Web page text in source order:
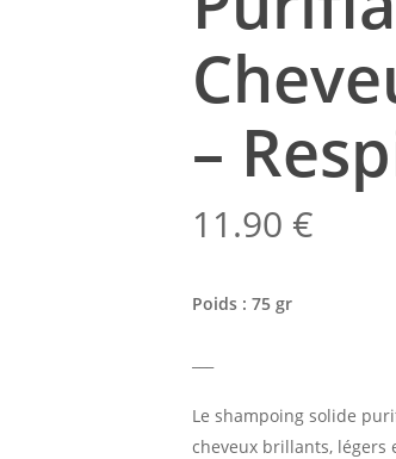
–
11.90 €
Poids : 75 gr
Le shampoing solide
cheveux brillants, légers